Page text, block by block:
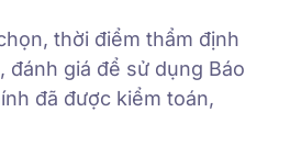
thời điểm thẩm định
đánh giá để sử dụng Báo
đã được kiểm toán,